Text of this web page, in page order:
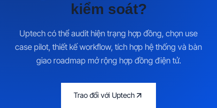
kiểm soát?
Uptech có thể audit hiện trạng hợp đồng, chọn use
case pilot, thiết kế workflow, tích hợp hệ thống và bàn
giao roadmap mở rộng hợp đồng điện tử.
Trao đổi với Uptech